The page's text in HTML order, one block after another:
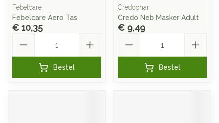
Febelcare
Febelcare Aero Tas
€ 10,35
Bestel
Credophar
Credo Neb Masker Adult
€ 9,49
Bestel